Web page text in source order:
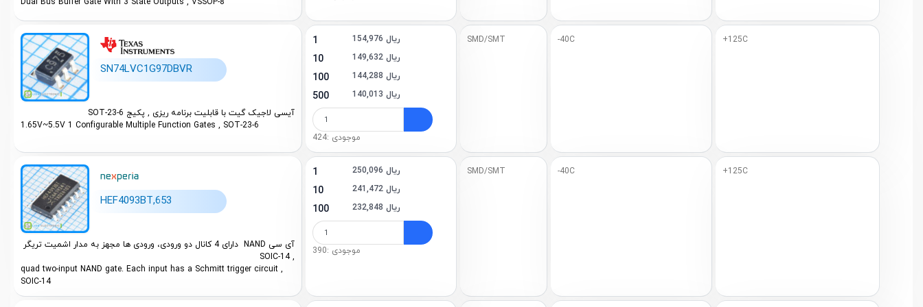
SN74LVC1G97DBVR
آیسی لاجیک گیت با قابلیت برنامه ریزی , پکیج SOT-23-6
1.65V~5.5V 1 Configurable Multiple Function Gates , SOT-23-6
1 154,976 ریال
10 149,632 ریال
100 144,288 ریال
500 140,013 ریال
موجودی :424
SMD/SMT -40C +125C
HEF4093BT,653
آی سی NAND دارای 4 کانال دو ورودی، ورودی ها مجهز به مدار اشمیت تریگر
, SOIC-14
quad two-input NAND gate. Each input has a Schmitt trigger circuit ,
SOIC-14
1 250,096 ریال
10 241,472 ریال
100 232,848 ریال
موجودی :390
SMD/SMT -40C +125C